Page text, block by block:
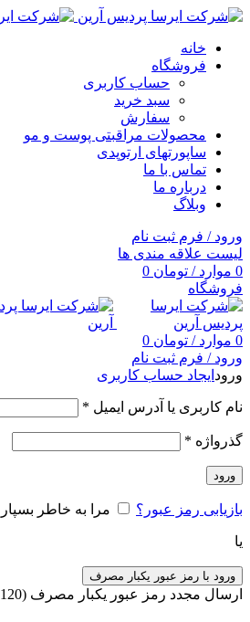
خانه
فروشگاه
حساب کاربری
سبد خرید
سفارش
محصولات مراقبتی پوست و مو
ساپورتهای ارتوپدی
تماس با ما
درباره ما
وبلاگ
ورود / فرم ثبت نام
لیست علاقه مندی ها
0 موارد / تومان
فروشگاه
0 موارد / تومان
ورود / فرم ثبت نام
ورود ایجاد حساب کاربری
نام کاربری یا آدرس ایمیل *
گذرواژه *
ورود
بازیابی رمز عبور؟ مرا به خاطر بسپار
یا
ورود با رمز عبور یکبار مصرف
ارسال مجدد رمز عبور یکبار مصرف (00:
120